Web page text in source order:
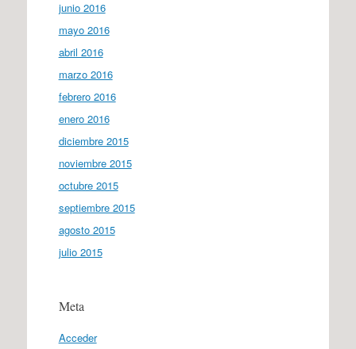
junio 2016
mayo 2016
abril 2016
marzo 2016
febrero 2016
enero 2016
diciembre 2015
noviembre 2015
octubre 2015
septiembre 2015
agosto 2015
julio 2015
Meta
Acceder